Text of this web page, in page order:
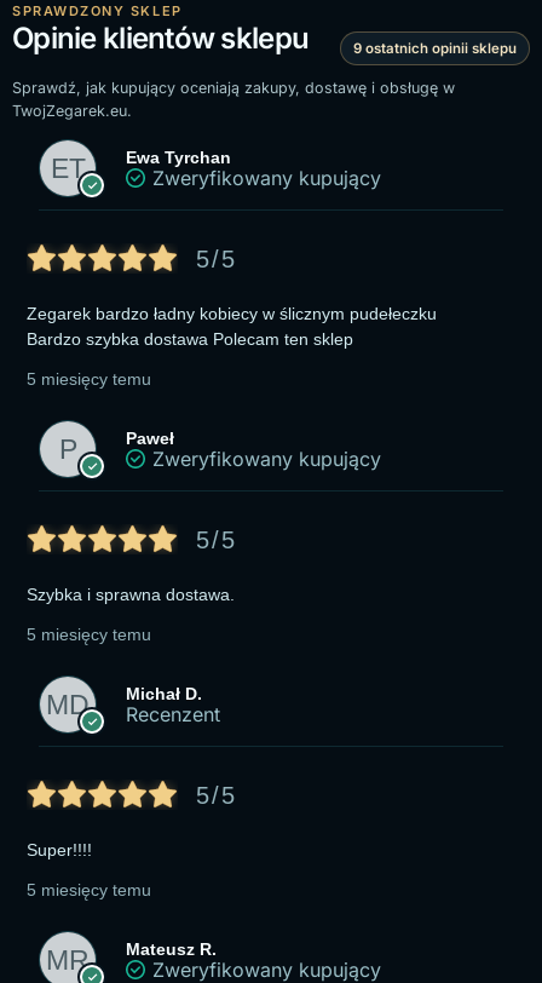
SPRAWDZONY SKLEP
Opinie klientów sklepu 9 ostatnich opinii sklepu
Sprawdź, jak kupujący oceniają zakupy, dostawę i obsługę w
TwojZegarek.eu.
Ewa Tyrchan
Zweryfikowany kupujący
5/5
Zegarek bardzo ładny kobiecy w ślicznym pudełeczku
Bardzo szybka dostawa Polecam ten sklep
5 miesięcy temu
Paweł
Zweryfikowany kupujący
5/5
Szybka i sprawna dostawa.
5 miesięcy temu
Michał D.
Recenzent
5/5
Super!!!!
5 miesięcy temu
Mateusz R.
Zweryfikowany kupujący